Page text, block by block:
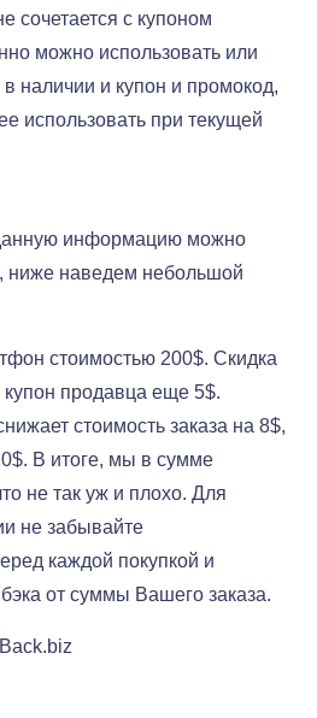
сочетается с купоном
можно использовать или
наличии и купон и промокод,
использовать при текущей
информацию можно
ниже наведем небольшой
стоимостью 200$. Скидка
продавца еще 5$.
стоимость заказа на 8$,
В итоге, мы в сумме
не так уж и плохо. Для
не забывайте
каждой покупкой и
от суммы Вашего заказа.